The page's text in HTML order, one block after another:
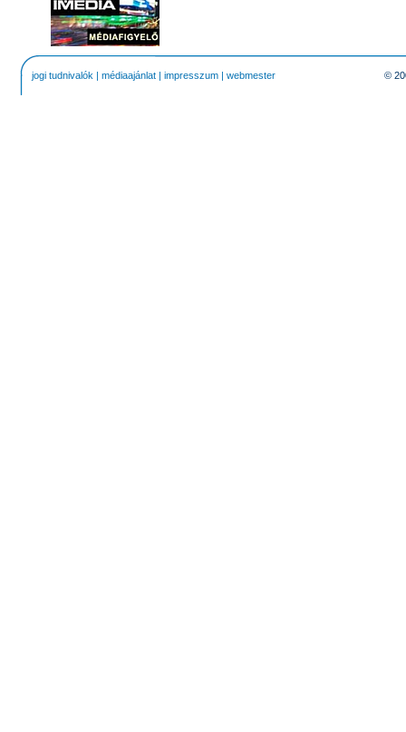
jogi tudnivalók | médiaajánlat | impresszum | webmester ©